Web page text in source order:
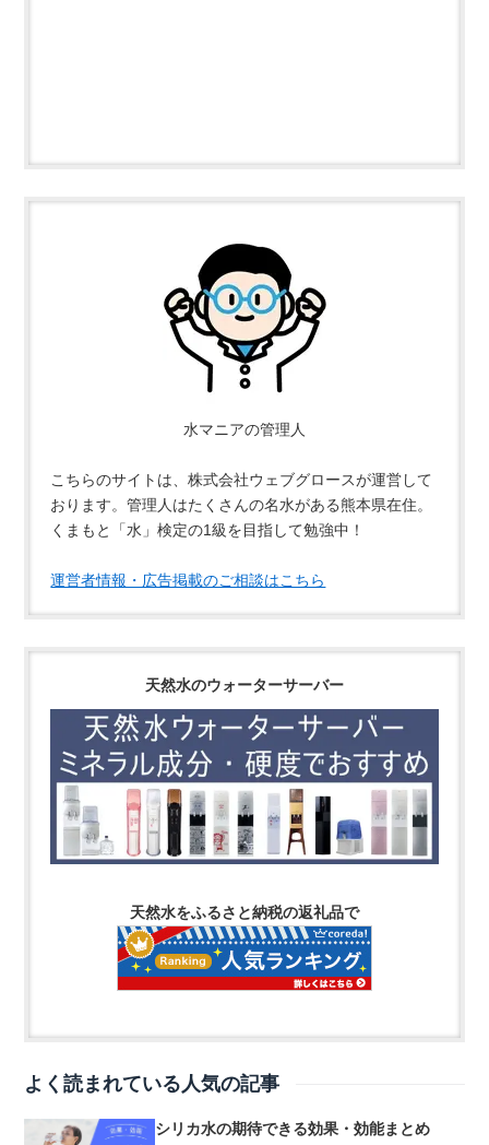
水マニアの管理人
こちらのサイトは、株式会社ウェブグロースが運営して
おります。管理人はたくさんの名水がある熊本県在住。
くまもと「水」検定の1級を目指して勉強中！
運営者情報・広告掲載のご相談はこちら
天然水のウォーターサーバー
天然水をふるさと納税の返礼品で
よく読まれている人気の記事
シリカ水の期待できる効果・効能まとめ